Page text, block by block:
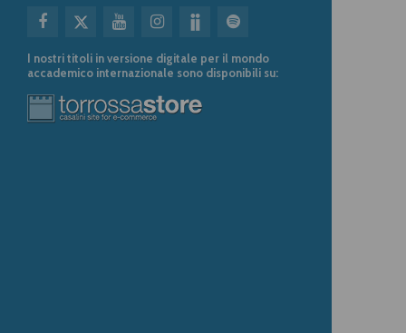
I nostri titoli in versione digitale per il mondo
accademico internazionale sono disponibili su: